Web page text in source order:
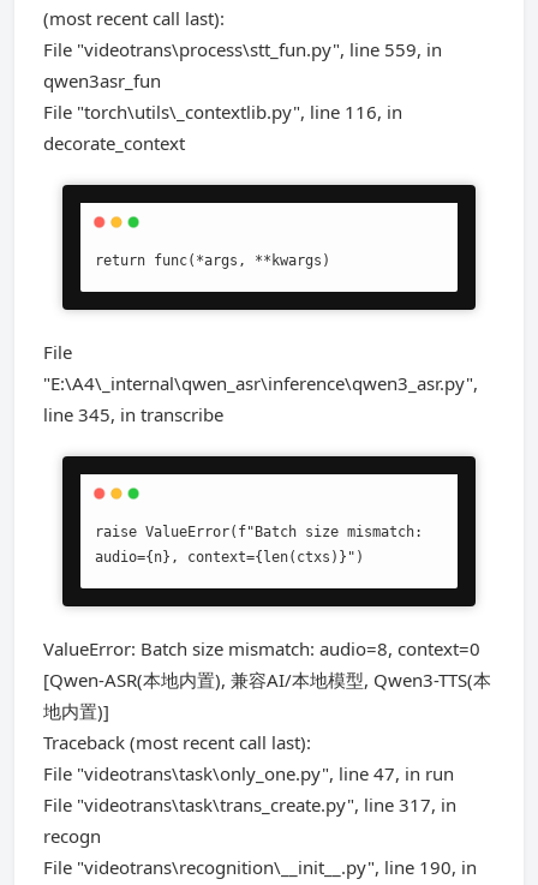
(most recent call last):
File "videotrans\process\stt_fun.py", line 559, in
qwen3asr_fun
File "torch\utils\_contextlib.py", line 116, in
decorate_context
return func(*args, **kwargs)
File
"E:\A4\_internal\qwen_asr\inference\qwen3_asr.py",
line 345, in transcribe
raise ValueError(f"Batch size mismatch:
audio={n}, context={len(ctxs)}")
ValueError: Batch size mismatch: audio=8, context=0
[Qwen-ASR(本地内置), 兼容AI/本地模型, Qwen3-TTS(本
地内置)]
Traceback (most recent call last):
File "videotrans\task\only_one.py", line 47, in run
File "videotrans\task\trans_create.py", line 317, in
recogn
File "videotrans\recognition\__init__.py", line 190, in